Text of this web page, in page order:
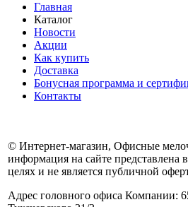
Главная
Каталог
Новости
Акции
Как купить
Доставка
Бонусная программа и
Контакты
© Интернет-магазин, Офисные
информация на сайте представлена
целях и не является публичной
Адрес головного офиса Компании: